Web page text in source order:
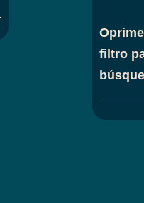
filtro